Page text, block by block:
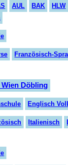
AUL BAK
HLW
Französisch-
Döbling
Englisch
Italienisch